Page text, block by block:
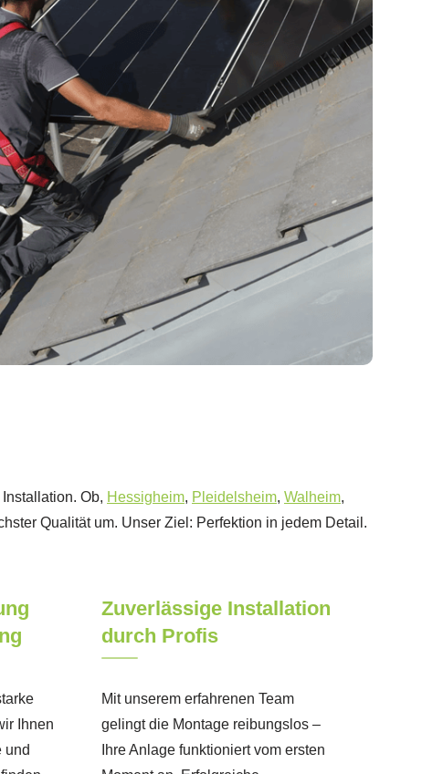
Ob, Hessigheim, Pleidelsheim, Walheim,
Qualität um. Unser Ziel: Perfektion in jedem Detail.
Ihnen
und
Zuverlässige Installation
durch Profis
Mit unserem erfahrenen Team
gelingt die Montage reibungslos –
Ihre Anlage funktioniert vom ersten